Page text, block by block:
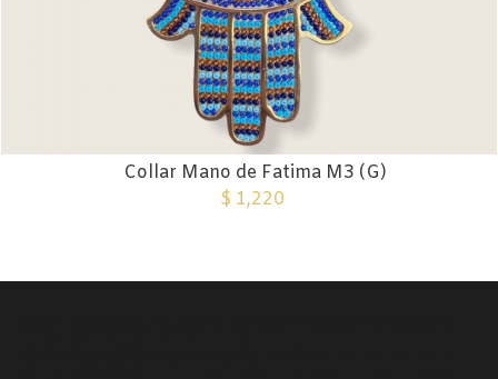
Collar Mano de Fatima M3 (G)
$ 1,220